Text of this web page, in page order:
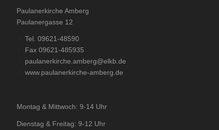
Paulanerkirche Amberg
Paulanergasse 12
Tel. 09621-48590
Fax 09621-485935
paulanerkirche.amberg@elkb.de
www.paulanerkirche-amberg.de
Montag & Mittwoch: 9-14 Uhr
Dienstag & Freitag: 9-12 Uhr